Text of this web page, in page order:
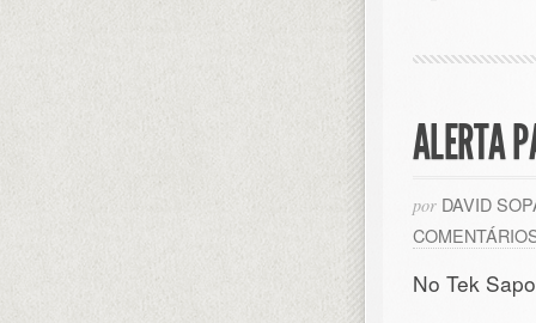
ALERTA
por DAVID
No Tek